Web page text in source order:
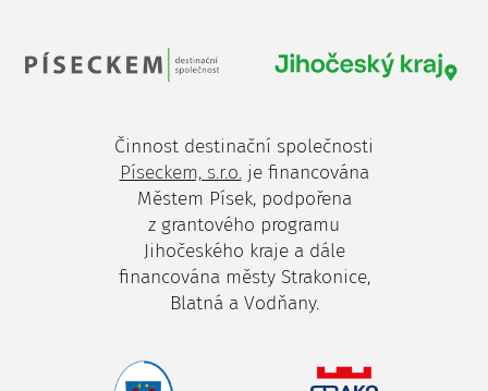
Činnost destinační společnosti
Píseckem, s.r.o.je financována
Městem Písek, podpořena
z grantového programu
Jihočeského kraje a dále
financována městy Strakonice,
Blatná a Vodňany.